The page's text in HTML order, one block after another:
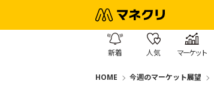
新着 人気 マーケット
HOME 今週のマーケット展望